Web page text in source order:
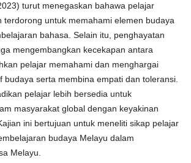
turut menegaskan bahawa pelajar
terdorong untuk memahami elemen budaya
bahasa. Selain itu, penghayatan
mengembangkan kecekapan antara
pelajar memahami dan menghargai
budaya serta membina empati dan toleransi.
pelajar lebih bersedia untuk
masyarakat global dengan keyakinan
ini bertujuan untuk meneliti sikap pelajar
budaya Melayu dalam
Melayu.